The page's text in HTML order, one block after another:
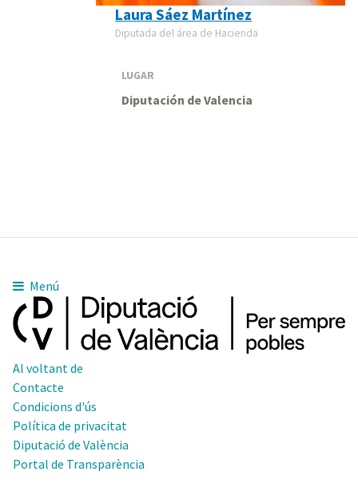
Laura Sáez Martínez
Diputada del área de Hacienda
LUGAR
Diputación de Valencia
Menú
Al voltant de
Contacte
Condicions d'ús
Política de privacitat
Diputació de València
Portal de Transparència